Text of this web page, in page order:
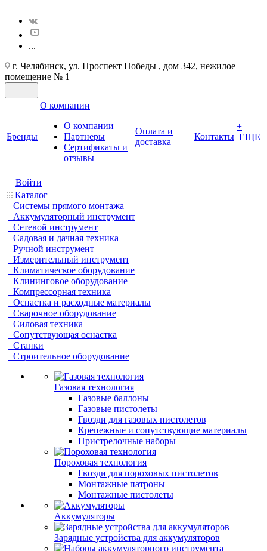
...
г. Челябинск, ул. Проспект Победы , дом 342, нежилое
помещение № 1
Бренды
О компании
О компании
Партнеры
Cертификаты и
отзывы
Оплата и
доставка
Контакты
+
ЕЩЕ
Войти
Каталог
Системы прямого монтажа
Аккумуляторный инструмент
Сетевой инструмент
Садовая и дачная техника
Ручной инструмент
Измерительный инструмент
Климатическое оборудование
Клининговое оборудование
Компрессорная техника
Оснастка и расходные материалы
Сварочное оборудование
Силовая техника
Сопутствующая оснастка
Станки
Строительное оборудование
Газовая технология
Газовые баллоны
Газовые пистолеты
Гвозди для газовых пистолетов
Крепежные и сопутствующие материалы
Пристрелочные наборы
Пороховая технология
Гвозди для пороховых пистолетов
Монтажные патроны
Монтажные пистолеты
Аккумуляторы
Зарядные устройства для аккумуляторов